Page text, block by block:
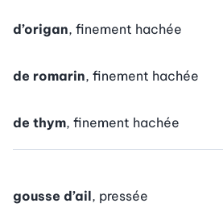
d’origan, finement hachée
de romarin, finement hachée
de thym, finement hachée
gousse d’ail, pressée